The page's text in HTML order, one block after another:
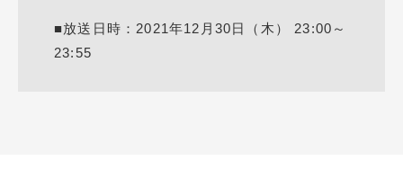
■放送日時：2021年12月30日（木） 23:00～
23:55